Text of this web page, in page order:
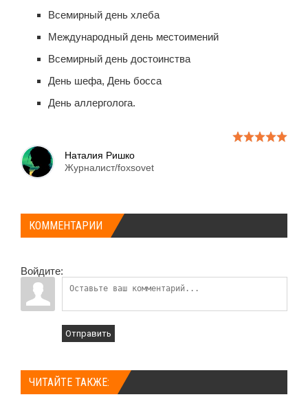
Всемирный день хлеба
Международный день местоимений
Всемирный день достоинства
День шефа, День босса
День аллерголога.
Наталия Ришко
Журналист/foxsovet
КОММЕНТАРИИ
Войдите:
Отправить
ЧИТАЙТЕ ТАКЖЕ: